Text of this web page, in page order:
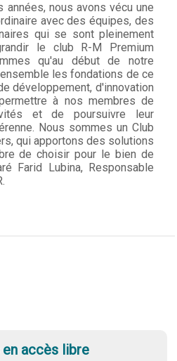
années, nous avons vécu une
avec des équipes, des
qui se sont pleinement
le club R-M Premium
qu'au début de notre
les fondations de ce
développement, d'innovation
à nos membres de
et de poursuivre leur
Nous sommes un Club
qui apportons des solutions
de choisir pour le bien de
Farid Lubina, Responsable
accès libre